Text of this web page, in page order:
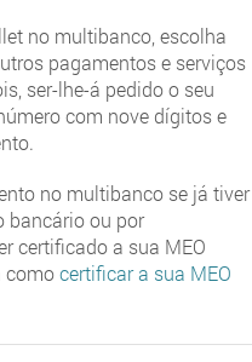
no multibanco, escolha
pagamentos e serviços
ser-lhe-á pedido o seu
com nove dígitos e
no multibanco se já tiver
bancário ou por
certificado a sua MEO
como certificar a sua MEO